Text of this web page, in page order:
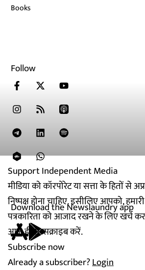
Support Independent Media
मीडिया को कॉरपोरेट या सत्ता के हितों से
निष्पक्ष होना चाहिए. इसीलिए आपको,
पत्रकारिता को आजाद रखने के लिए खर्च
आज ही सब्सक्राइब करें.
Subscribe now
Already a subscriber?Login
Books
Follow
Download the Newslaundry app